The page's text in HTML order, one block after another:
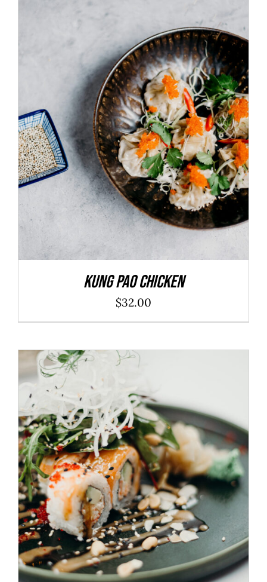
ADD TO CART / DÉTAILS
Kung Pao Chicken
$32.00
SELECT OPTIONS / DÉTAILS